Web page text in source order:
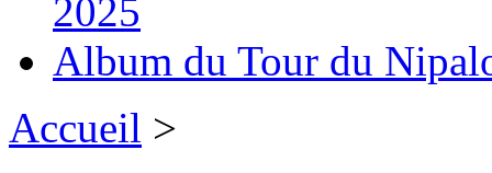
2025
Album du Tour du
Accueil >